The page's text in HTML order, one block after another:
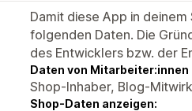
Damit diese App in
folgenden Daten. Die
des Entwicklers bzw. der
Daten von
Shop-Inhaber, Blog-
Shop-Daten anzeigen: